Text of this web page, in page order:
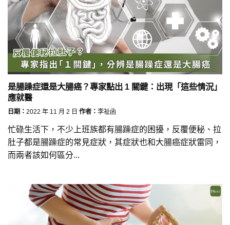
是腸躁症還是大腸癌？專家點出 1 關鍵：出現「這些情況」
應就醫
日期： 2022 年 11 月 2 日 作者： 李祉函
忙碌生活下，不少上班族都有腸躁症的困擾，反覆便秘、拉
肚子都是腸躁症的常見症狀，其症狀也和大腸癌症狀雷同，
而兩者該如何區分...